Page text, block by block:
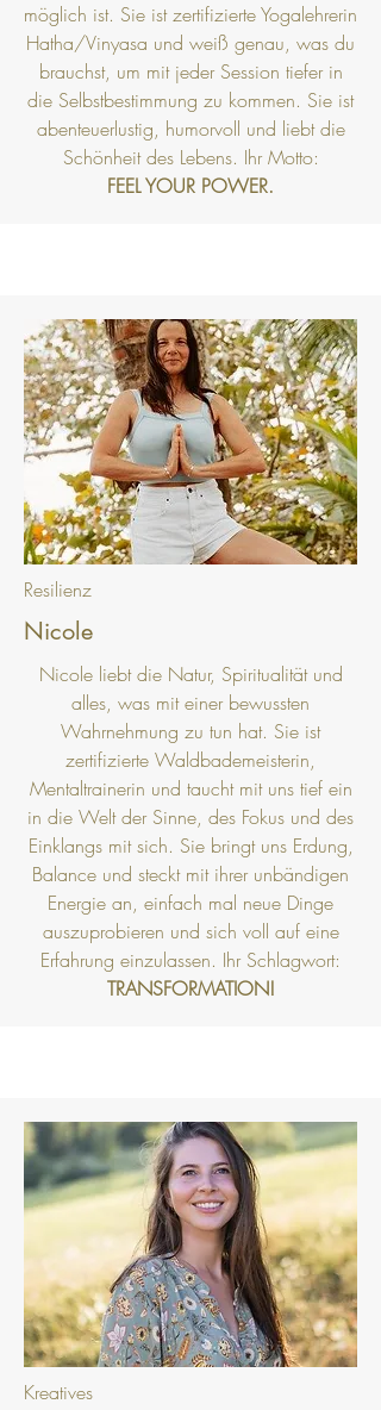
möglich ist. Sie ist zertifizierte Yogalehrerin
Hatha/Vinyasa und weiß genau, was du
brauchst, um mit jeder Session tiefer in
die Selbstbestimmung zu kommen. Sie ist
abenteuerlustig, humorvoll und liebt die
Schönheit des Lebens. Ihr Motto:
FEEL YOUR POWER.
Resilienz
Nicole
Nicole liebt die Natur, Spiritualität und
alles, was mit einer bewussten
Wahrnehmung zu tun hat. Sie ist
zertifizierte Waldbademeisterin,
Mentaltrainerin und taucht mit uns tief ein
in die Welt der Sinne, des Fokus und des
Einklangs mit sich. Sie bringt uns Erdung,
Balance und steckt mit ihrer unbändigen
Energie an, einfach mal neue Dinge
auszuprobieren und sich voll auf eine
Erfahrung einzulassen. Ihr Schlagwort:
TRANSFORMATION!
Kreatives